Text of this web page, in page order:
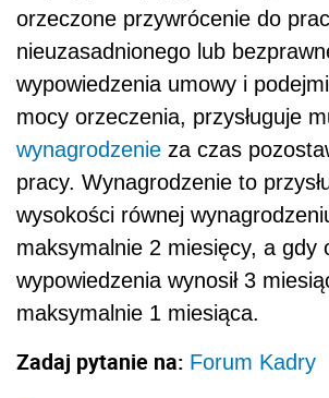
orzeczone przywrócenie do
nieuzasadnionego lub
wypowiedzenia umowy i
mocy orzeczenia, przysługuje
wynagrodzenie za czas
pracy. Wynagrodzenie to
wysokości równej
maksymalnie 2 miesięcy, a gdy
wypowiedzenia wynosił 3
maksymalnie 1 miesiąca.
Zadaj pytanie na: Forum Kadry